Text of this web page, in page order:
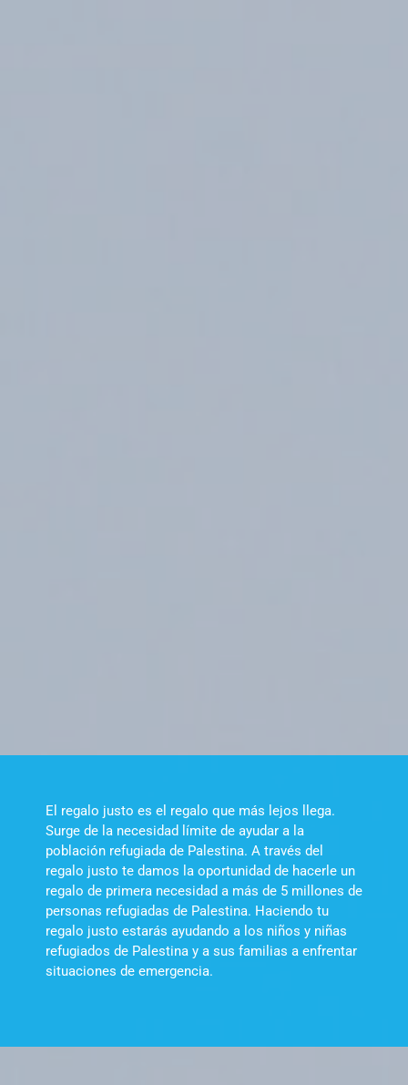
El regalo justo es el regalo que más lejos llega.
Surge de la necesidad límite de ayudar a la
población refugiada de Palestina. A través del
regalo justo te damos la oportunidad de hacerle un
regalo de primera necesidad a más de 5 millones de
personas refugiadas de Palestina. Haciendo tu
regalo justo estarás ayudando a los niños y niñas
refugiados de Palestina y a sus familias a enfrentar
situaciones de emergencia.